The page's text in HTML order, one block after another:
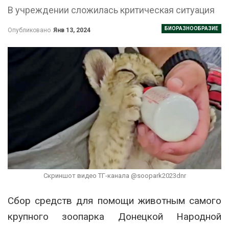
В учреждении сложилась критическая ситуация
БИОРАЗНООБРАЗИЕ
Опубликовано Янв 13, 2024
Скриншот видео ТГ-канала @soopark2023dnr
Сбор средств для помощи животным самого
крупного зоопарка Донецкой Народной